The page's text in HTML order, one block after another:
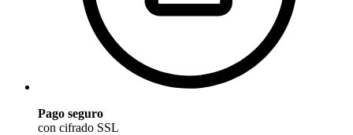
Pago seguro
con cifrado SSL